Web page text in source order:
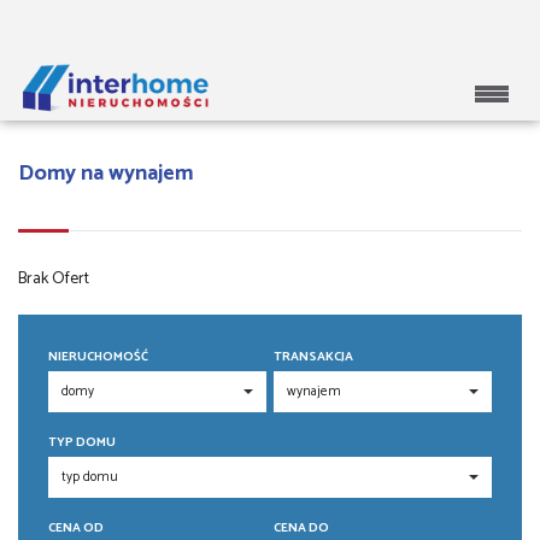
Domy na wynajem
Brak Ofert
NIERUCHOMOŚĆ TRANSAKCJA
TYP DOMU
CENA OD CENA DO